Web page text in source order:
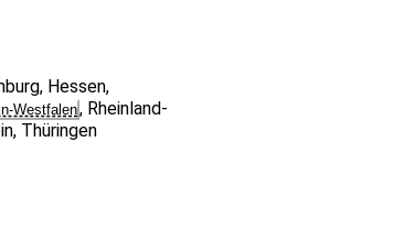
Übungen,
dass die
umsetzen können. Die
fundiertes Fachwissen
zum/zur
und Fähigkeiten und
Prävention zertifizieren
, Hessen,
Westfalen, Rheinland-
, Thüringen